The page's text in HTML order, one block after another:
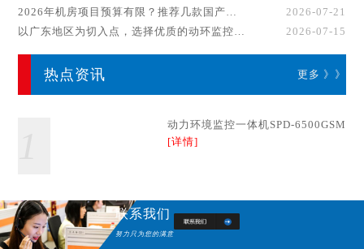
2026年机房项目预算有限？推荐几款国产动环监控系统品牌
2026-07-21
以广东地区为切入点，选择优质的动环监控系统厂家
2026-07-15
热点资讯 更多 》》
动力环境监控一体机SPD-6500GSM
[详情]
联系我们
努力只为您的满意